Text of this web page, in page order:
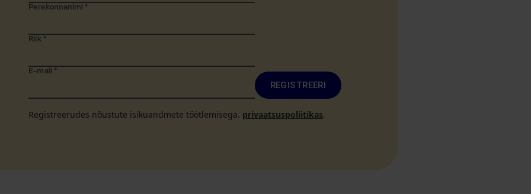
Perekonnanimi *
Riik *
E-mail *
REGISTREERI
Registreerudes nõustute isikuandmete töötlemisega. privaatsuspoliitikas.